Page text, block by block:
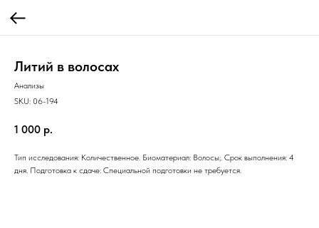
Литий в волосах
Анализы
SKU: 06-194
1 000 р.
Тип исследования: Количественное. Биоматериал: Волосы;. Срок выполнения: 4
дня. Подготовка к сдаче: Специальной подготовки не требуется.